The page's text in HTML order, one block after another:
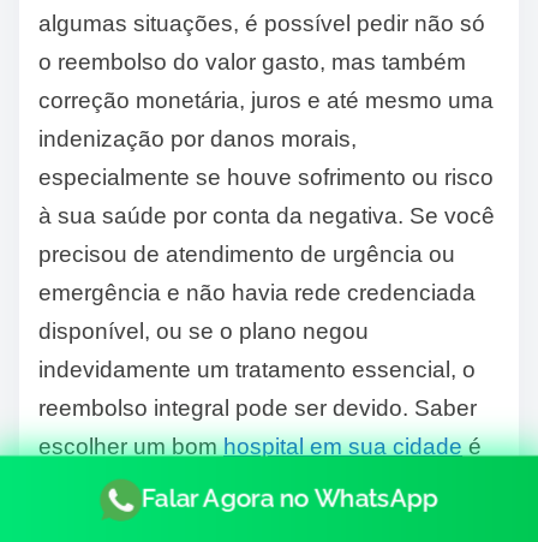
algumas situações, é possível pedir não só
o reembolso do valor gasto, mas também
correção monetária, juros e até mesmo uma
indenização por danos morais,
especialmente se houve sofrimento ou risco
à sua saúde por conta da negativa. Se você
precisou de atendimento de urgência ou
emergência e não havia rede credenciada
disponível, ou se o plano negou
indevidamente um tratamento essencial, o
reembolso integral pode ser devido. Saber
escolher um bomhospital em sua cidadeé
importante, mas saber lutar pelos seus
direitos quando algo dá errado também é.
Falar Agora no WhatsApp